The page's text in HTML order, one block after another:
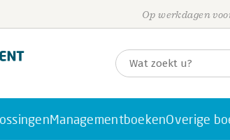
Op werkdagen
ManagementboekenOverige